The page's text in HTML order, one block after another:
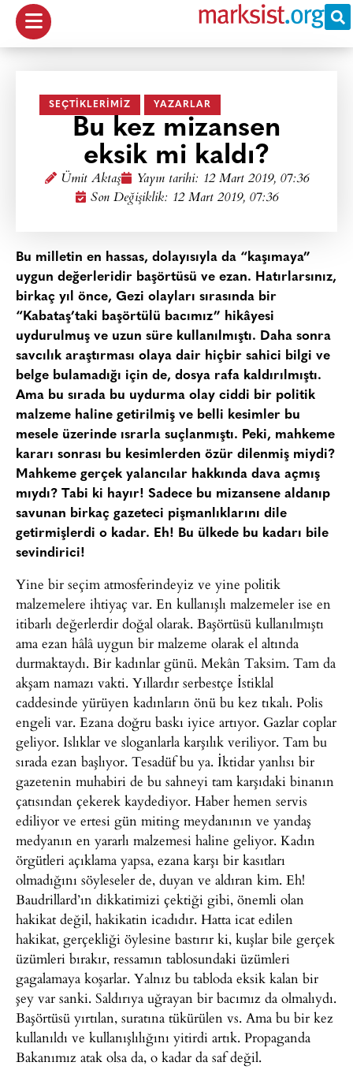
SEÇTIKLERIMIZ YAZARLAR
Bu kez mizansen
eksik mi kaldı?
Ümit Aktaş Yayın tarihi: 12 Mart 2019, 07:36
Son Değişiklik: 12 Mart 2019, 07:36
Bu milletin en hassas, dolayısıyla da “kaşımaya”
uygun değerleridir başörtüsü ve ezan. Hatırlarsınız,
birkaç yıl önce, Gezi olayları sırasında bir
“Kabataş’taki başörtülü bacımız” hikâyesi
uydurulmuş ve uzun süre kullanılmıştı. Daha sonra
savcılık araştırması olaya dair hiçbir sahici bilgi ve
belge bulamadığı için de, dosya rafa kaldırılmıştı.
Ama bu sırada bu uydurma olay ciddi bir politik
malzeme haline getirilmiş ve belli kesimler bu
mesele üzerinde ısrarla suçlanmıştı. Peki, mahkeme
kararı sonrası bu kesimlerden özür dilenmiş miydi?
Mahkeme gerçek yalancılar hakkında dava açmış
mıydı? Tabi ki hayır! Sadece bu mizansene aldanıp
savunan birkaç gazeteci pişmanlıklarını dile
getirmişlerdi o kadar. Eh! Bu ülkede bu kadarı bile
sevindirici!
Yine bir seçim atmosferindeyiz ve yine politik
malzemelere ihtiyaç var. En kullanışlı malzemeler ise en
itibarlı değerlerdir doğal olarak. Başörtüsü kullanılmıştı
ama ezan hâlâ uygun bir malzeme olarak el altında
durmaktaydı. Bir kadınlar günü. Mekân Taksim. Tam da
akşam namazı vakti. Yıllardır serbestçe İstiklal
caddesinde yürüyen kadınların önü bu kez tıkalı. Polis
engeli var. Ezana doğru baskı iyice artıyor. Gazlar coplar
geliyor. Islıklar ve sloganlarla karşılık veriliyor. Tam bu
sırada ezan başlıyor. Tesadüf bu ya. İktidar yanlısı bir
gazetenin muhabiri de bu sahneyi tam karşıdaki binanın
çatısından çekerek kaydediyor. Haber hemen servis
ediliyor ve ertesi gün miting meydanının ve yandaş
medyanın en yararlı malzemesi haline geliyor. Kadın
örgütleri açıklama yapsa, ezana karşı bir kasıtları
olmadığını söyleseler de, duyan ve aldıran kim. Eh!
Baudrillard’ın dikkatimizi çektiği gibi, önemli olan
hakikat değil, hakikatin icadıdır. Hatta icat edilen
hakikat, gerçekliği öylesine bastırır ki, kuşlar bile gerçek
üzümleri bırakır, ressamın tablosundaki üzümleri
gagalamaya koşarlar. Yalnız bu tabloda eksik kalan bir
şey var sanki. Saldırıya uğrayan bir bacımız da olmalıydı.
Başörtüsü yırtılan, suratına tükürülen vs. Ama bu bir kez
kullanıldı ve kullanışlılığını yitirdi artık. Propaganda
Bakanımız atak olsa da, o kadar da saf değil.